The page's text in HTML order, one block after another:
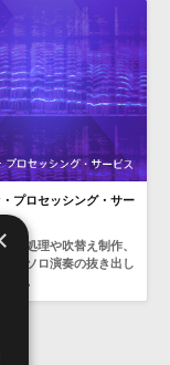
プロセッシング・サー
音声処理や吹替え制作、
楽器ソロ演奏の抜き出し
す。